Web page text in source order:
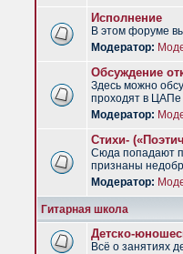
Исполнение
В этом форуме
Модератор:
Обсуждение
Здесь можно
проходят в ЦАПе
Модератор:
Стихи-
Сюда попадают
признаны
Модератор:
Гитарная школа
Детско-
Всё о занятиях